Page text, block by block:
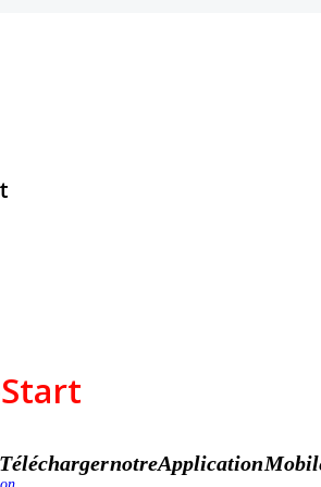
Télécharger notre Application